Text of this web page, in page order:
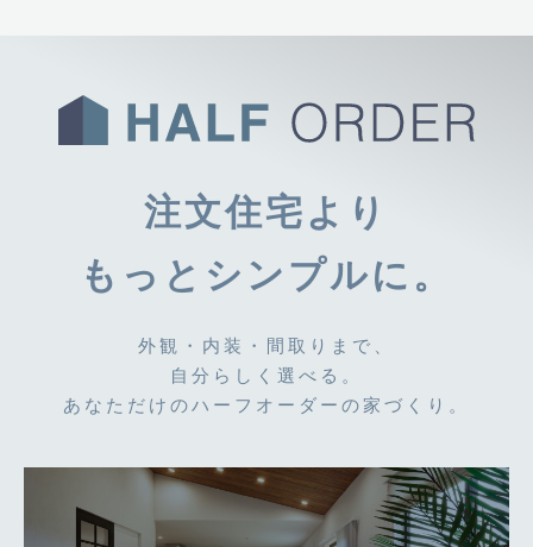
注文住宅より
もっとシンプルに。
外観・内装・間取りまで、
自分らしく選べる。
あなただけのハーフオーダーの家づくり。